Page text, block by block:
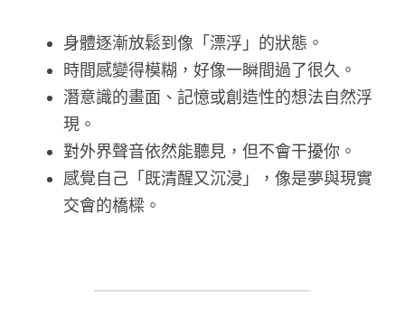
身體逐漸放鬆到像「漂浮」的狀態。
時間感變得模糊，好像一瞬間過了很久。
潛意識的畫面、記憶或創造性的想法自然浮
現。
對外界聲音依然能聽見，但不會干擾你。
感覺自己「既清醒又沉浸」，像是夢與現實
交會的橋樑。